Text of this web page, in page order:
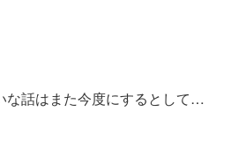
な話はまた今度にするとして…